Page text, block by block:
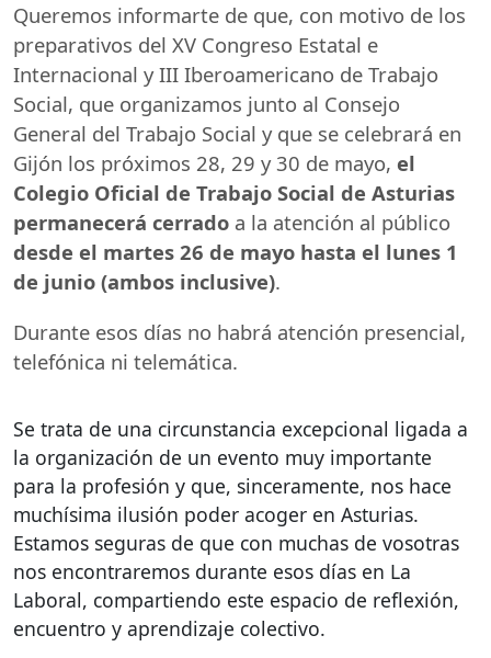
Queremos informarte de que, con motivo de los
preparativos del XV Congreso Estatal e
Internacional yIII Iberoamericano de Trabajo
Social, que organizamos junto al Consejo
General del Trabajo Social y que se celebrará en
Gijón los próximos 28, 29 y 30 de mayo, el
Colegio Oficial de Trabajo Social de Asturias
permanecerá cerrado a la atención al público
desde el martes 26 de mayo hasta el lunes 1
de junio (ambos inclusive).
Durante esos días no habrá atención presencial,
telefónica ni telemática.
Se trata de una circunstancia excepcional ligada a
la organización de un evento muy importante
para la profesión y que, sinceramente, nos hace
muchísima ilusión poder acoger en Asturias.
Estamos seguras de que con muchas de vosotras
nos encontraremos durante esos días en La
Laboral, compartiendo este espacio de reflexión,
encuentro y aprendizaje colectivo.